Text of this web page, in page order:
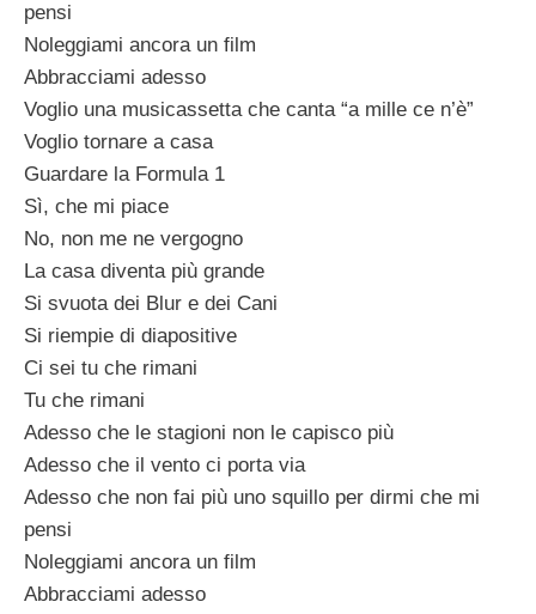
pensi
Noleggiami ancora un film
Abbracciami adesso
Voglio una musicassetta che canta “a mille ce n’è”
Voglio tornare a casa
Guardare la Formula 1
Sì, che mi piace
No, non me ne vergogno
La casa diventa più grande
Si svuota dei Blur e dei Cani
Si riempie di diapositive
Ci sei tu che rimani
Tu che rimani
Adesso che le stagioni non le capisco più
Adesso che il vento ci porta via
Adesso che non fai più uno squillo per dirmi che mi
pensi
Noleggiami ancora un film
Abbracciami adesso